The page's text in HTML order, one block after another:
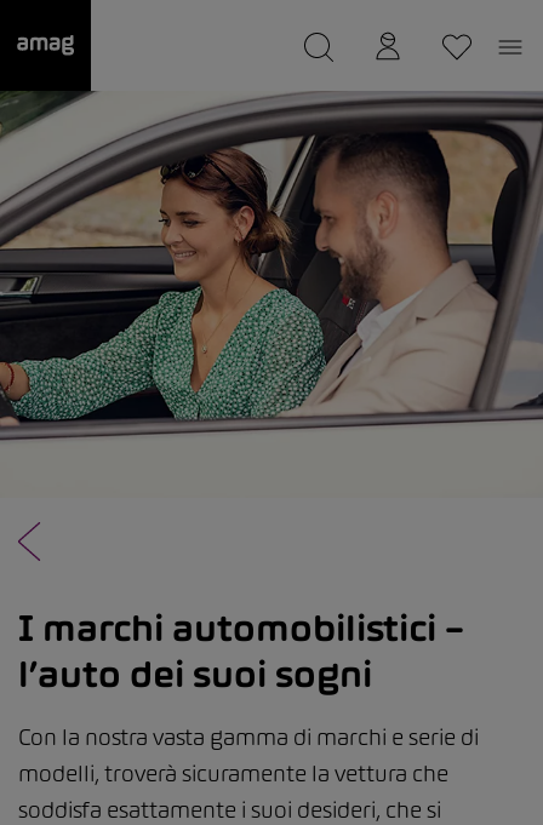
Il suo garage è stato salvato
I marchi automobilistici –
l’auto dei suoi sogni
Con la nostra vasta gamma di marchi e serie di
modelli, troverà sicuramente la vettura che
soddisfa esattamente i suoi desideri, che si